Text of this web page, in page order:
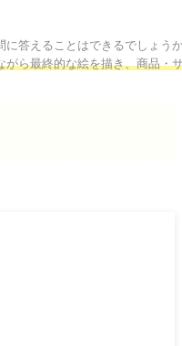
に答えることはできるでしょう
ら最終的な絵を描き、商品・